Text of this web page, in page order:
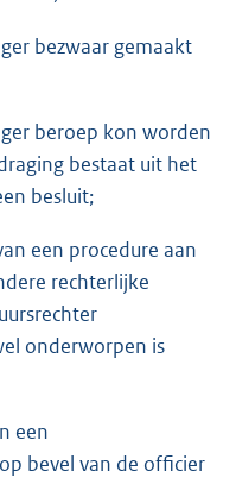
bezwaar gemaakt
beroep kon worden
bestaat uit het
besluit;
een procedure aan
rechterlijke
onderworpen is
een
bevel van de officier